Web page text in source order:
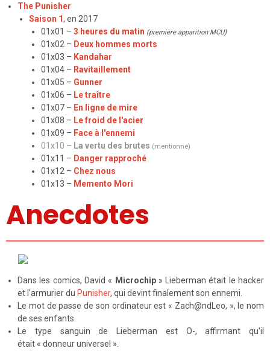
The Punisher
Saison 1, en 2017
01x01 – 3 heures du matin (première apparition MCU)
01x02 – Deux hommes morts
01x03 – Kandahar
01x04 – Ravitaillement
01x05 – Gunner
01x06 – Le traître
01x07 – En ligne de mire
01x08 – Le froid de l'acier
01x09 – Face à l'ennemi
01x10 – La vertu des brutes (mentionné)
01x11 – Danger rapproché
01x12 – Chez nous
01x13 – Memento Mori
Anecdotes
Dans les comics, David « Microchip» Lieberman était le hacker
et l'armurier du Punisher, qui devint finalement son ennemi.
Le mot de passe de son ordinateur est « Zach@ndLeo, », le nom
de ses enfants.
Le type sanguin de Lieberman est O-, affirmant qu'il
était « donneur universel ».